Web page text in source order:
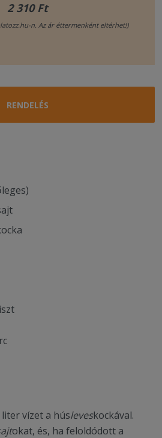
2 310 Ft
n. Az ár éttermenként eltérhet!)
RENDELÉS
vízet a húsleveskockával.
okat, és, ha feloldódott a